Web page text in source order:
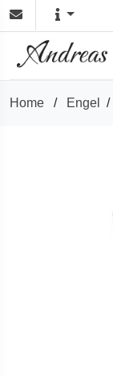
Home / Engel /